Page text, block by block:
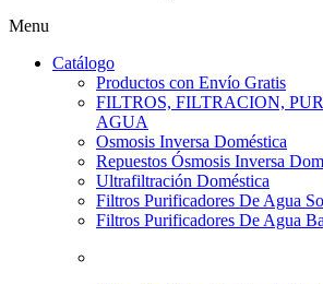
Menu
Catálogo
Productos con Envío Gratis
FILTROS, FILTRACION,
AGUA
Osmosis Inversa Doméstica
Repuestos Ósmosis Inversa
Ultrafiltración Doméstica
Filtros Purificadores De Agua
Filtros Purificadores De Agua